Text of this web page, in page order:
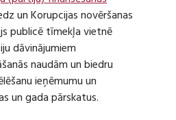
un Korupcijas novēršanas
publicē tīmekļa vietnē
dāvinājumiem
naudām un biedru
ieņēmumu un
un gada pārskatus.